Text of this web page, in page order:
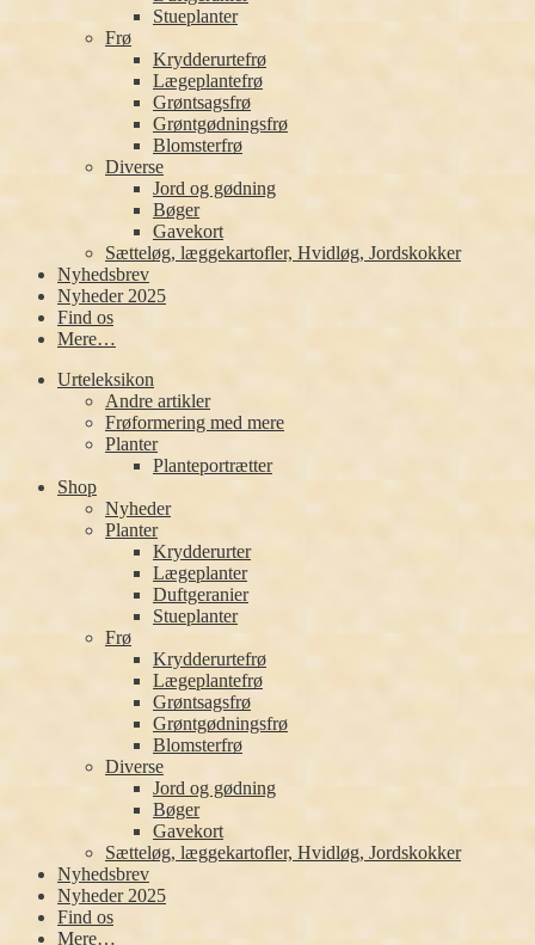
Stueplanter
Frø
Krydderurtefrø
Lægeplantefrø
Grøntsagsfrø
Grøntgødningsfrø
Blomsterfrø
Diverse
Jord og gødning
Bøger
Gavekort
Sætteløg, læggekartofler, Hvidløg, Jordskokker
Nyhedsbrev
Nyheder 2025
Find os
Mere…
Urteleksikon
Andre artikler
Frøformering med mere
Planter
Planteportrætter
Shop
Nyheder
Planter
Krydderurter
Lægeplanter
Duftgeranier
Stueplanter
Frø
Krydderurtefrø
Lægeplantefrø
Grøntsagsfrø
Grøntgødningsfrø
Blomsterfrø
Diverse
Jord og gødning
Bøger
Gavekort
Sætteløg, læggekartofler, Hvidløg, Jordskokker
Nyhedsbrev
Nyheder 2025
Find os
Mere…